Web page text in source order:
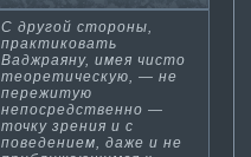
С другой стороны,
практи­ковать
Ваджраяну, имея чисто
теорети­ческую, — не
пережитую
непосредственно —
точку зрения и с
поведением, даже и не